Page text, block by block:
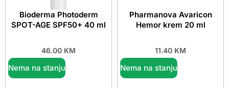
Bioderma Photoderm
SPOT-AGE SPF50+ 40 ml
46.00 KM
Nema na stanju
Pharmanova Avaricon
Hemor krem 20 ml
11.40 KM
Nema na stanju